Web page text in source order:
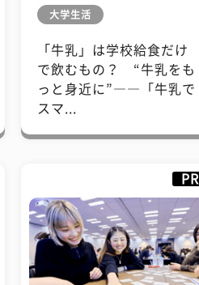
大学生活
「牛乳」は学校給食だけ
で飲むもの？ “牛乳をも
っと身近に”――「牛乳で
スマ...
PR